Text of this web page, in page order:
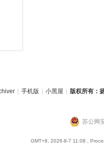
手机版 小黑屋 版权所有：
苏公网
GMT+8, 2026-8-7 11:08 ,